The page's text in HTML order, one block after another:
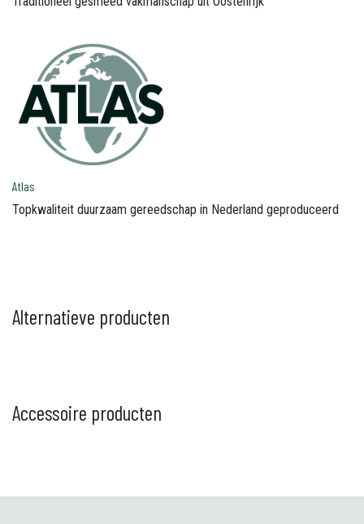
Atlas
Topkwaliteit duurzaam gereedschap in Nederland geproduceerd
Alternatieve producten
Accessoire producten